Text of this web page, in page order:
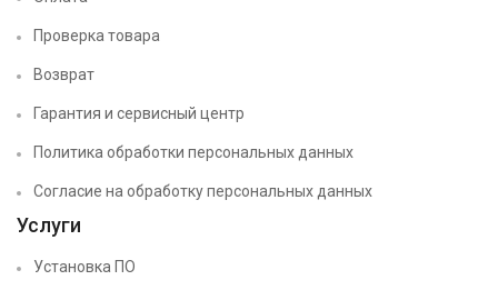
Проверка товара
Возврат
Гарантия и сервисный центр
Политика обработки персональных данных
Согласие на обработку персональных данных
Услуги
Установка ПО